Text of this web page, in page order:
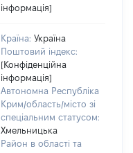
інформація]
Країна: Україна
Поштовий індекс:
[Конфіденційна
інформація]
Автономна Республіка
Крим/область/місто зі
спеціальним статусом:
Хмельницька
Район в області та